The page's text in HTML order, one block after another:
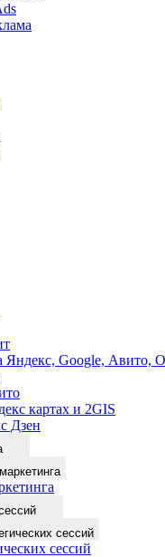
Яндекс, Google, Авито,
картах и 2GIS
Дзен
сессий
сессий